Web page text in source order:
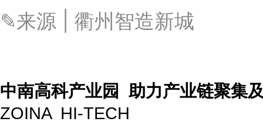
✎来源 | 衢州智造新城
中南高科产业园 助力产业链聚集
ZOINA HI-TECH